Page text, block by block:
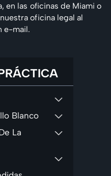
en las oficinas de Miami o
oficina legal al
e-mail.
Blanco
La